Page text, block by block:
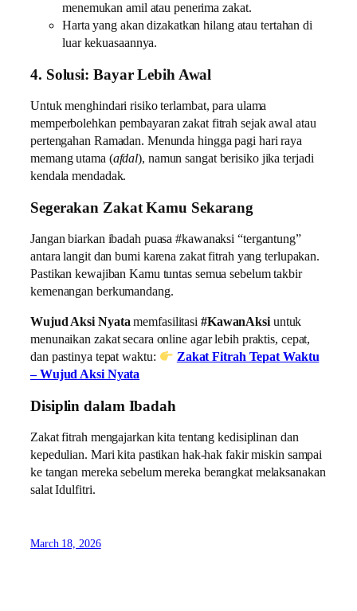
menemukan amil atau penerima zakat.
Harta yang akan dizakatkan hilang atau tertahan di
luar kekuasaannya.
4. Solusi: Bayar Lebih Awal
Untuk menghindari risiko terlambat, para ulama
memperbolehkan pembayaran zakat fitrah sejak awal atau
pertengahan Ramadan. Menunda hingga pagi hari raya
memang utama (afdal), namun sangat berisiko jika terjadi
kendala mendadak.
Segerakan Zakat Kamu Sekarang
Jangan biarkan ibadah puasa #kawanaksi “tergantung”
antara langit dan bumi karena zakat fitrah yang terlupakan.
Pastikan kewajiban Kamu tuntas semua sebelum takbir
kemenangan berkumandang.
Wujud Aksi Nyatamemfasilitasi #KawanAksiuntuk
menunaikan zakat secara online agar lebih praktis, cepat,
dan pastinya tepat waktu:
Zakat Fitrah Tepat Waktu
– Wujud Aksi Nyata
Disiplin dalam Ibadah
Zakat fitrah mengajarkan kita tentang kedisiplinan dan
kepedulian. Mari kita pastikan hak-hak fakir miskin sampai
ke tangan mereka sebelum mereka berangkat melaksanakan
salat Idulfitri.
March 18, 2026